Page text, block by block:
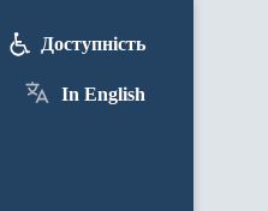
Доступність
In English